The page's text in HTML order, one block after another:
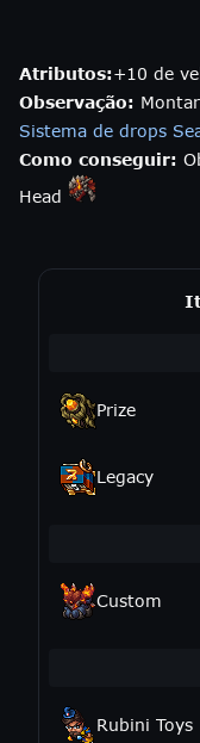
Atributos:+10 de
Observação:
Sistema de drops
Como conseguir:
Head
Prize
Legacy
Custom
Rubini Toys